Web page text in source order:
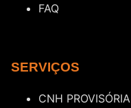
FAQ
SERVIÇOS
CNH PROVISÓRIA